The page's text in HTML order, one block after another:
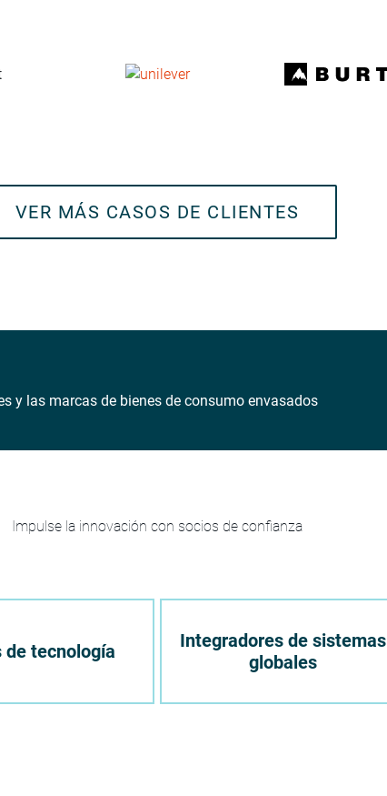
VER MÁS CASOS DE CLIENTES
y las marcas de bienes de consumo envasados
Impulse la innovación con socios de confianza
de tecnología
Integradores de sistemas
globales